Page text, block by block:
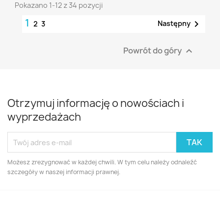
Pokazano 1-12 z 34 pozycji
1 2 3 Następny 
Powrót do góry 
Otrzymuj informację o nowościach i
wyprzedażach
Możesz zrezygnować w każdej chwili. W tym celu należy odnaleźć
szczegóły w naszej informacji prawnej.